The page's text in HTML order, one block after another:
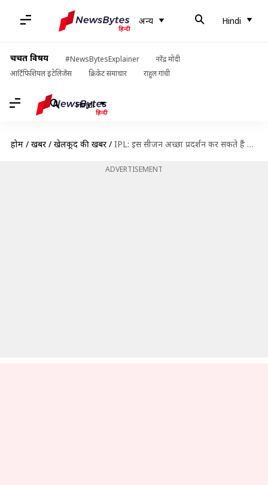
अन्य Hindi
चर्चित विषय #NewsBytesExplainer
नरेंद्र मोदी
आर्टिफिशियल इंटेलिजेंस
क्रिकेट समाचार राहुल गांधी
Hindi
होम / खबरें / खेलकूद की खबरें / IPL: इस सीजन अच्छा प्रदर्शन कर सकते हैं ये पांच ओपनिंग बल्लेबाज
ADVERTISEMENT